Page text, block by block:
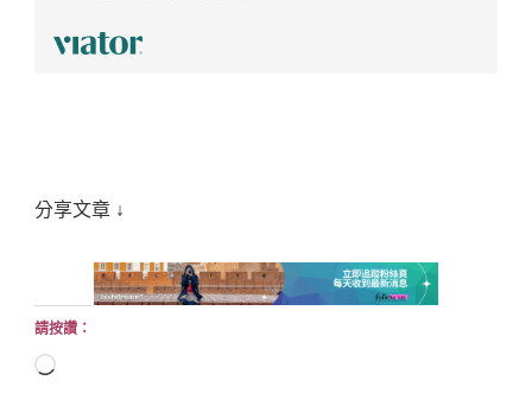
分享文章 ↓
請按讚：
正